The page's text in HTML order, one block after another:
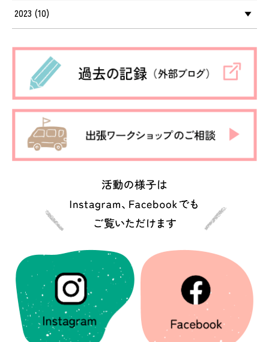
6月 (1)
4月 (2)
1月 (2)
12月 (2)
6月 (1)
5月 (1)
4月 (4)
3月 (1)
2023 (10)
11月 (1)
8月 (2)
6月 (2)
5月 (2)